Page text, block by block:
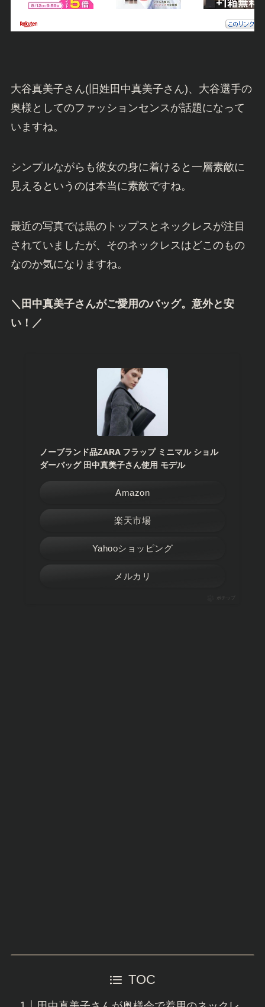
大谷真美子さん(旧姓田中真美子さん)、大谷選手の
奥様としてのファッションセンスが話題になって
いますね。
シンプルながらも彼女の身に着けると一層素敵に
見えるというのは本当に素敵ですね。
最近の写真では黒のトップスとネックレスが注目
されていましたが、そのネックレスはどこのもの
なのか気になりますね。
＼田中真美子さんがご愛用のバッグ。意外と安
い！／
ノーブランド品ZARA フラップ ミニマル ショル
ダーバッグ 田中真美子さん使用 モデル
Amazon
楽天市場
Yahooショッピング
メルカリ
ポチップ
TOC